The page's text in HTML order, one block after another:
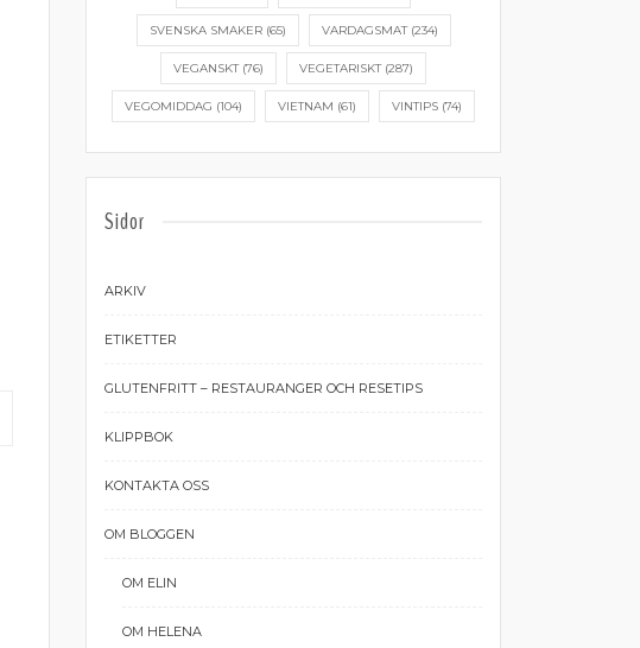
SVENSKA SMAKER(65) VARDAGSMAT(234)
VEGANSKT(76) VEGETARISKT(287)
VEGOMIDDAG (104) VIETNAM (61) VINTIPS (74)
Sidor
ARKIV
ETIKETTER
GLUTENFRITT – RESTAURANGER OCH RESETIPS
KLIPPBOK
KONTAKTA OSS
OM BLOGGEN
OM ELIN
OM HELENA